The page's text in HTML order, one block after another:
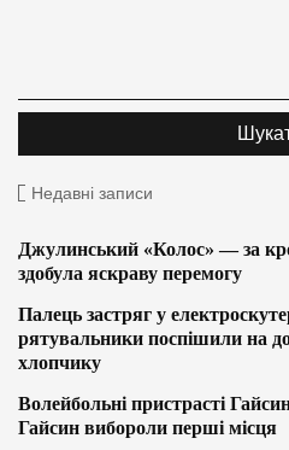
Недавні записи
Джулинський «Колос» — за
здобула яскраву перемогу
Палець застряг у
рятувальники поспішили на
хлопчику
Волейбольні пристрасті
Гайсин вибороли перші місця